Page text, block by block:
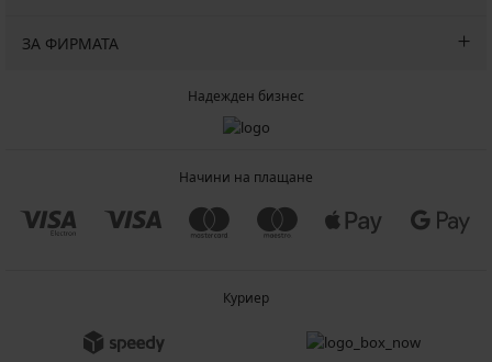
ЗА ФИРМАТА
Надежден бизнес
Начини на плащане
Куриер